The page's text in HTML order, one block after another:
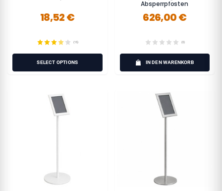
18,52 €
(15)
SELECT OPTIONS
Absperrpfosten
626,00 €
(0)
IN DEN WARENKORB